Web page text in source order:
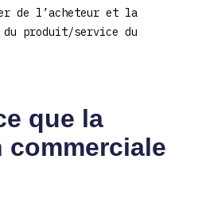
de l’acheteur et la
du produit/service du
que la